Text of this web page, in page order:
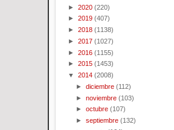
► 2020 (220)
► 2019 (407)
► 2018 (1138)
► 2017 (1027)
► 2016 (1155)
► 2015 (1453)
▼ 2014 (2008)
►diciembre (112)
►noviembre (103)
►octubre (107)
►septiembre (132)